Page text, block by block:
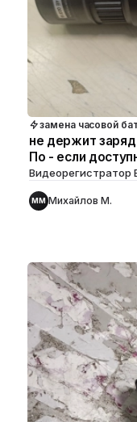
замена часовой
не держит
По - если
Видеорегистратор
ММ Михайлов М.